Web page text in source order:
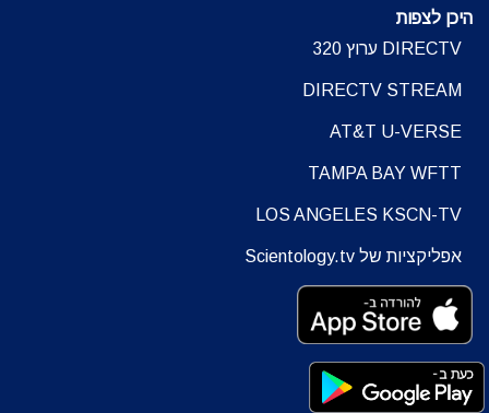
היכן לצפות
DIRECTV ערוץ 320
DIRECTV STREAM
AT&T U-VERSE
TAMPA BAY WFTT
LOS ANGELES KSCN-TV
אפליקציות של Scientology.tv